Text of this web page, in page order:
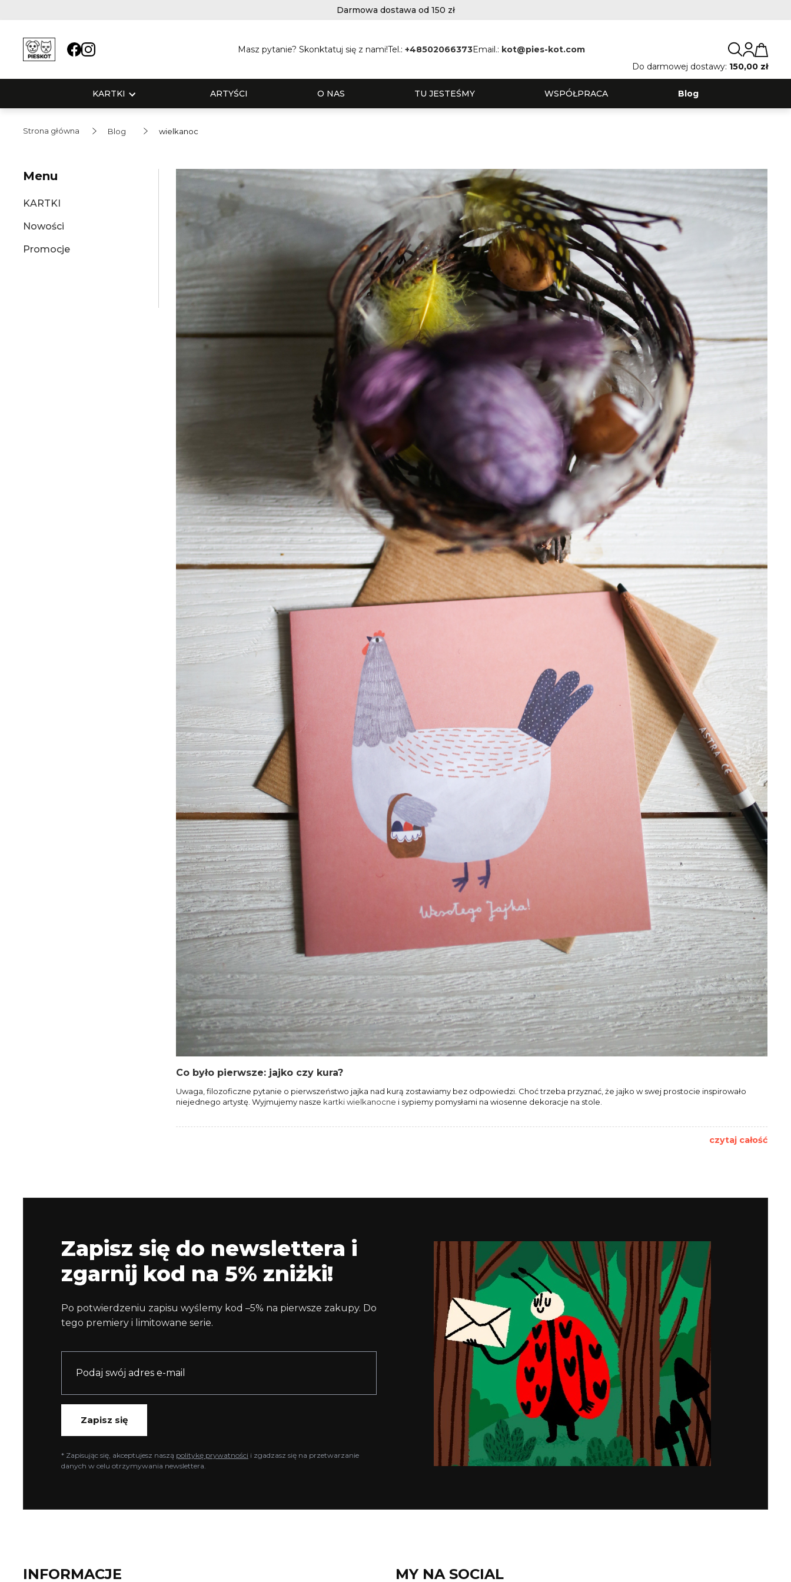
Darmowa dostawa od 150 zł
Masz pytanie? Skonktatuj się z nami!Tel.:+48502066373Email.: kot@pies-kot.com
Do darmowej dostawy: 150,00 zł
KARTKI ARTYŚCI O NAS TU JESTEŚMY WSPÓŁPRACA Blog
Strona główna Blog wielkanoc
Menu
KARTKI
Nowości
Promocje
Co było pierwsze: jajko czy kura?
Uwaga, filozoficzne pytanie o pierwszeństwo jajka nad kurą zostawiamy bez odpowiedzi. Choć trzeba przyznać, że jajko w swej prostocie inspirowało
niejednego artystę. Wyjmujemy nasze kartki wielkanocne i sypiemy pomysłami na wiosenne dekoracje na stole.
czytaj całość
Zapisz się do newslettera i
zgarnij kod na 5% zniżki!
Po potwierdzeniu zapisu wyślemy kod –5% na pierwsze zakupy. Do
tego premiery i limitowane serie.
Zapisz się
* Zapisując się, akceptujesz naszą politykę prywatności i zgadzasz się na przetwarzanie
danych w celu otrzymywania newslettera.
INFORMACJE MY NA SOCIAL